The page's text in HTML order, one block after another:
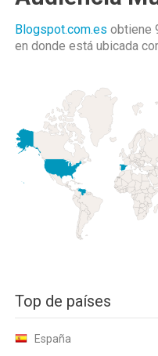
Blogspot.com.es obtiene
en donde está ubicada
Top de países
España